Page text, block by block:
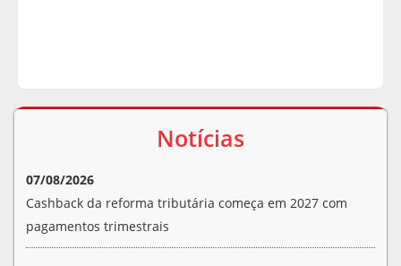
Notícias
07/08/2026
Cashback da reforma tributária começa em 2027 com
pagamentos trimestrais